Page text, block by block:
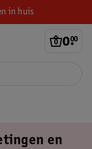
in huis
0.
00
en